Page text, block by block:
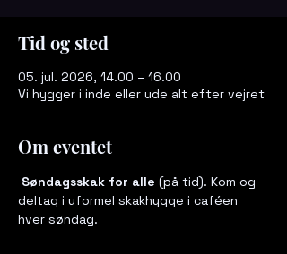
Tid og sted
05. jul. 2026, 14.00 – 16.00
Vi hygger i inde eller ude alt efter vejret
Om eventet
Søndagsskak for alle (på tid). Kom og
deltag i uformel skakhygge i caféen
hver søndag.